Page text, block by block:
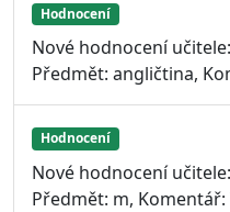
Hodnocení
Nové hodnocení
Předmět: angličtina,
Hodnocení
Nové hodnocení
Předmět: m, Komentář: